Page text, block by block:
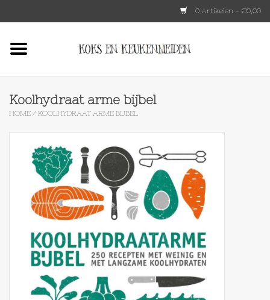
0 Artikelen - €0,00
Tokyo design
Lenta Living
Op Tafel
Koolhydraat arme bijbel
HOME / KOOLHYDRAAT ARME BIJBEL